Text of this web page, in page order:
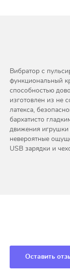
Вибратор с
функциональный
способностью
изготовлен из не
латекса,
бархатисто
движения игрушки
невероятные
USB зарядки и
Оставить